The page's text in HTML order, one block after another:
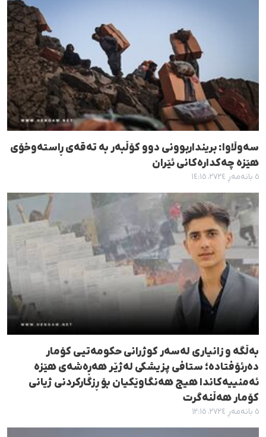
سەوڵاوا: برینداربوونی دوو کۆڵبەر بە تەقەی ڕاستەوخۆی
هێزە چەکدارەکانی ئێران
٥ بانەمەڕ ٢٧٢٤، ١٤:١٥
بەڵگە و زانیاری لەسەر کوژرانی حکومەتیی کۆمار
دەرئۆفتاده؛ ستافی پزیشکی لەژێر هەڕەشەی هێزە
ئەمنییەکاندا هیچ هەنگاوێکیان بۆ ڕزگارکردنی ژیانی
کۆمار هەڵنەگرت
٥ بانەمەڕ ٢٧٢٤، ١٢:١٥